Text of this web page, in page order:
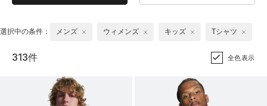
選択中の条件： メンズ ウィメンズ キッズ Tシャツ
313件 全色表示